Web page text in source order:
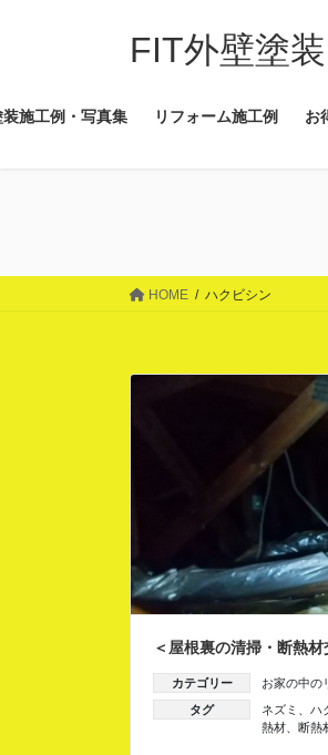
ツ
シ
FIT外壁塗
装施工例・写真集 リフォーム施工例 お
HOME ハクビシン
＜屋根裏の清掃・断熱材
カテゴリー お家の中の
タグ ネズミ ハ
熱材
断熱